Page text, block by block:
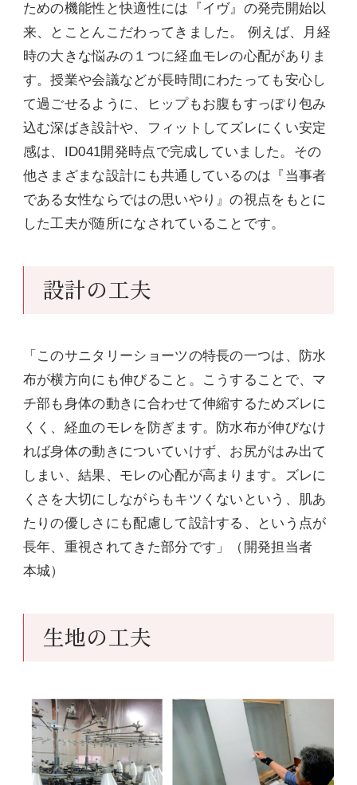
ための機能性と快適性には『イヴ』の発売開始以
来、とことんこだわってきました。 例えば、月経
時の大きな悩みの１つに経血モレの心配がありま
す。授業や会議などが長時間にわたっても安心し
て過ごせるように、ヒップもお腹もすっぽり包み
込む深ばき設計や、フィットしてズレにくい安定
感は、ID041開発時点で完成していました。その
他さまざまな設計にも共通しているのは『当事者
である女性ならではの思いやり』の視点をもとに
した工夫が随所になされていることです。
設計の工夫
「このサニタリーショーツの特長の一つは、防水
布が横方向にも伸びること。こうすることで、マ
チ部も身体の動きに合わせて伸縮するためズレに
くく、経血のモレを防ぎます。防水布が伸びなけ
れば身体の動きについていけず、お尻がはみ出て
しまい、結果、モレの心配が高まります。ズレに
くさを大切にしながらもキツくないという、肌あ
たりの優しさにも配慮して設計する、という点が
長年、重視されてきた部分です」（開発担当者
本城）
生地の工夫